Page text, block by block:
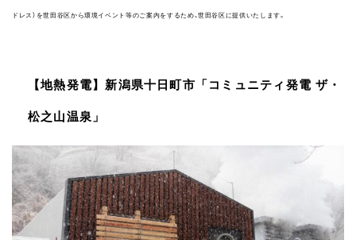
ドレス）を世田谷区から環境イベント等のご案内をするため、世田谷区に提供いたします。
【地熱発電】新潟県⼗⽇町市「コミュニティ発電 ザ・
松之⼭温泉」